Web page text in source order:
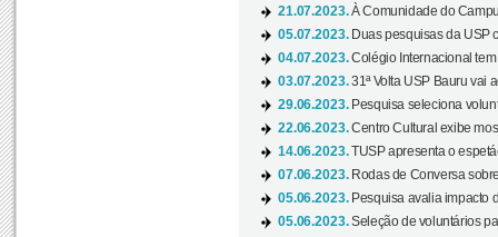
21.07.2023.À Comunidade do
05.07.2023. Duas pesquisas da USP
04.07.2023.Colégio Internacional
03.07.2023.31ª Volta USP Bauru vai
29.06.2023. Pesquisa seleciona
22.06.2023.Centro Cultural exibe
14.06.2023.TUSP apresenta o
07.06.2023. Rodas de Conversa
05.06.2023. Pesquisa avalia impacto
05.06.2023.Seleção de voluntários